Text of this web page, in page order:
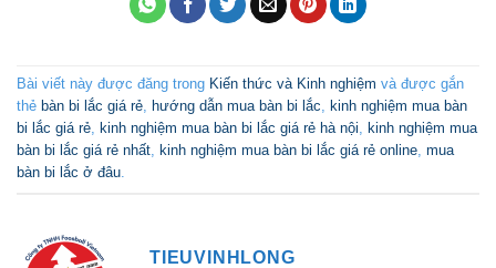
Bài viết này được đăng trong Kiến thức và Kinh nghiệm và được gắn
thẻ bàn bi lắc giá rẻ hướng dẫn mua bàn bi lắc
kinh nghiệm mua bàn
bi lắc giá rẻ
kinh nghiệm mua bàn bi lắc giá rẻ hà nội
kinh nghiệm mua
bàn bi lắc giá rẻ nhất
kinh nghiệm mua bàn bi lắc giá rẻ online mua
bàn bi lắc ở đâu
TIEUVINHLONG